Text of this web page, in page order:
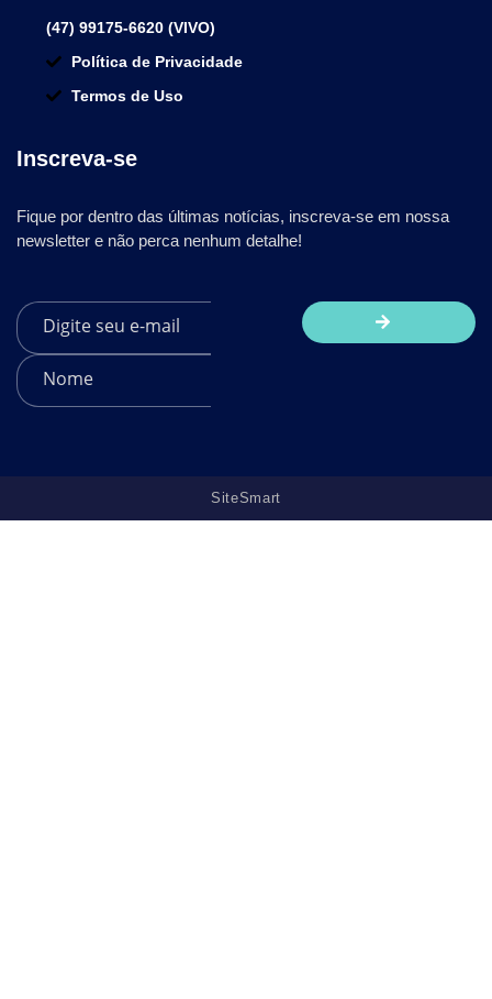
(47) 99175-6620 (VIVO)
Política de Privacidade
Termos de Uso
Inscreva-se
Fique por dentro das últimas notícias, inscreva-se em nossa
newsletter e não perca nenhum detalhe!
SiteSmart